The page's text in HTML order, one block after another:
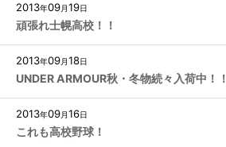
2013年09月19日
頑張れ士幌高校！！
2013年09月18日
UNDER ARMOUR秋・冬物続々入荷中！！
2013年09月16日
これも高校野球！